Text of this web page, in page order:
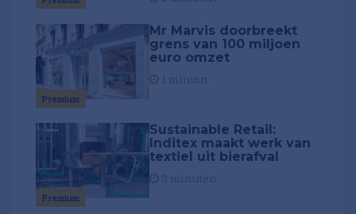
Premium
Mr Marvis doorbreekt
grens van 100 miljoen
euro omzet
Premium
Sustainable Retail:
Inditex maakt werk van
textiel uit bierafval